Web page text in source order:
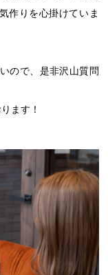
作りを心掛けていま
ので、是非沢山質問
ます！